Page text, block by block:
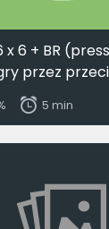
x 6 + BR
przez
5 min